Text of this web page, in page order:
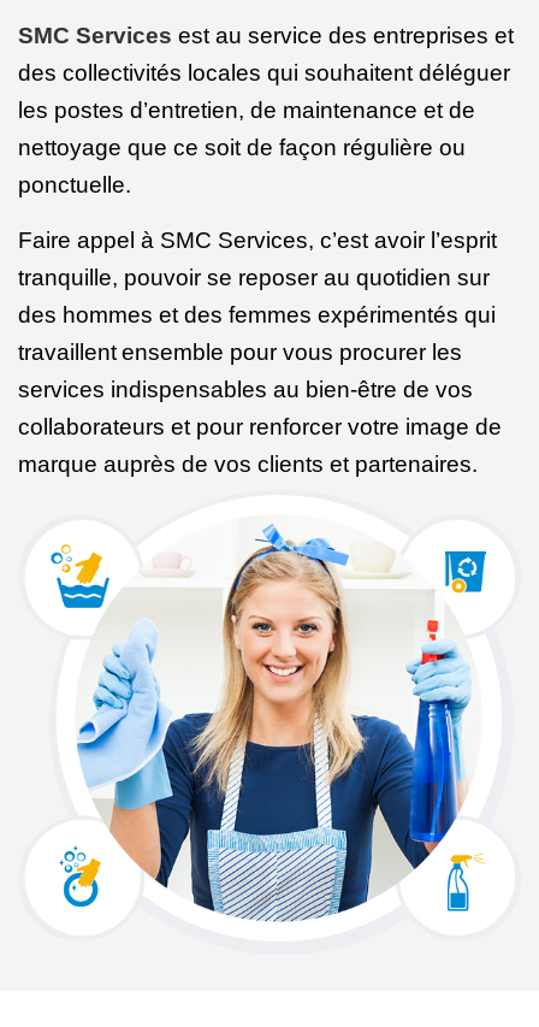
SMC Services est au service des entreprises et
des collectivités locales qui souhaitent déléguer
les postes d’entretien, de maintenance et de
nettoyage que ce soit de façon régulière ou
ponctuelle.
Faire appel à SMC Services, c’est avoir l’esprit
tranquille, pouvoir se reposer au quotidien sur
des hommes et des femmes expérimentés qui
travaillentensemble pour vous procurer les
services indispensables au bien-être de vos
collaborateurs et pour renforcer votre image de
marque auprès de vos clients et partenaires.